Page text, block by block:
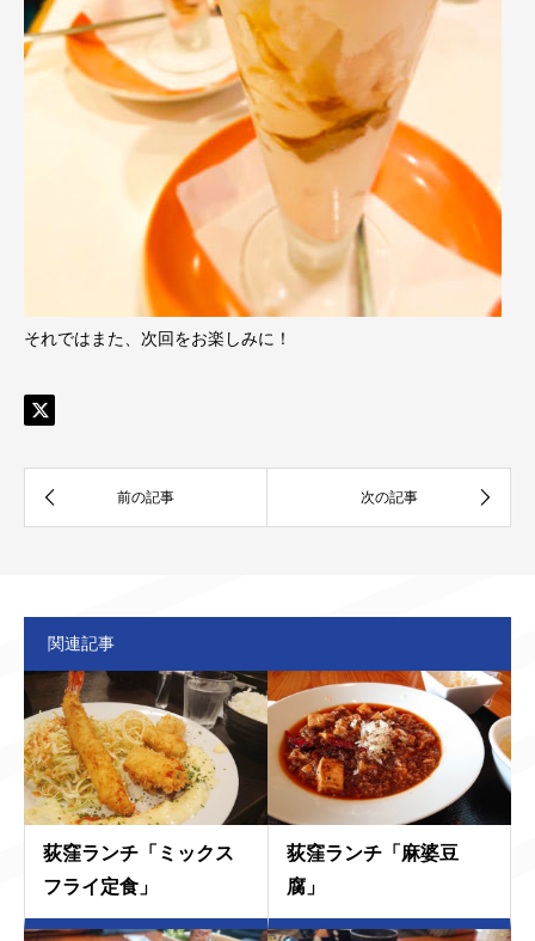
それではまた、次回をお楽しみに！
関連記事
荻窪ランチ「ミックス
フライ定食」
荻窪ランチ「麻婆豆
腐」